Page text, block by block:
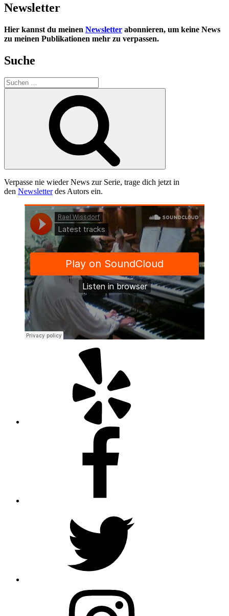
Newsletter
Hier kannst du meinen Newsletter abonnieren, um keine News
zu meinen Publikationen mehr zu verpassen.
Suche
Suchen
nach:
Verpasse nie wieder News zur Serie, trage dich jetzt in
den Newsletterdes Autors ein.